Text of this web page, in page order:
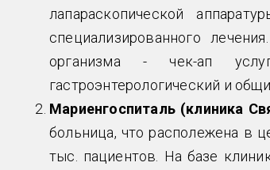
лапараскопической
специализированного
организма - чек-ап
гастроэнтерологический и
Мариенгоспиталь (клиника
больница, что располежена в
тыс. пациентов. На базе